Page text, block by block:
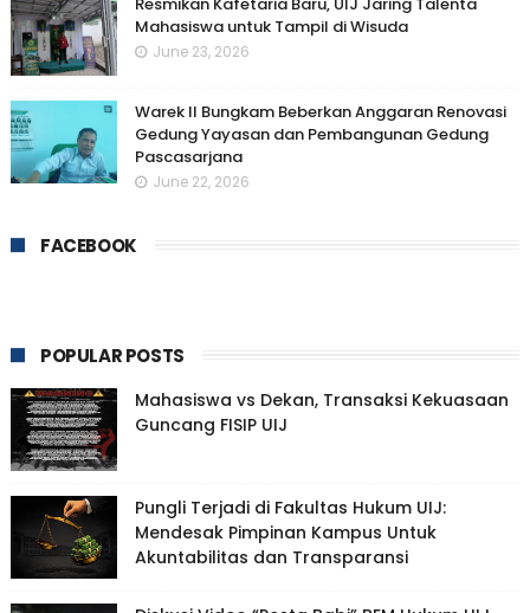
Mahasiswa untuk Tampil di Wisuda
June 23, 2026
Warek II Bungkam Beberkan Anggaran Renovasi
Gedung Yayasan dan Pembangunan Gedung
Pascasarjana
June 22, 2026
FACEBOOK
POPULAR POSTS
Mahasiswa vs Dekan, Transaksi Kekuasaan
Guncang FISIP UIJ
Pungli Terjadi di Fakultas Hukum UIJ:
Mendesak Pimpinan Kampus Untuk
Akuntabilitas dan Transparansi